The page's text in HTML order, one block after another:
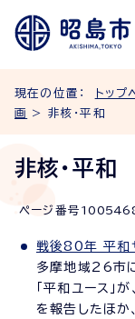
現在の位置： トップ
画
> 非核・平和
非核・平和
ページ番号
戦後80年 平和サ
多摩地域26市
「平和ユース」
を報告したほか